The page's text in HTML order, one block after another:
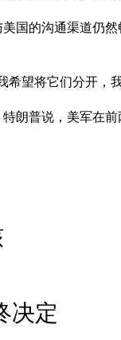
的沟通渠道仍
望将它们分开，
朗普说，美军在
决定